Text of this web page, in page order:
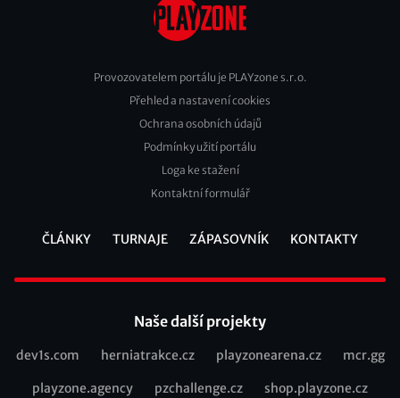
Footer
Provozovatelem portálu je PLAYzone s.r.o.
Přehled a nastavení cookies
Ochrana osobních údajů
Podmínky užití portálu
Loga ke stažení
Kontaktní formulář
ČLÁNKY TURNAJE ZÁPASOVNÍK KONTAKTY
Naše další projekty
Recommended
dev1s.com herniatrakce.cz playzonearena.cz mcr.gg
playzone.agency pzchallenge.cz shop.playzone.cz